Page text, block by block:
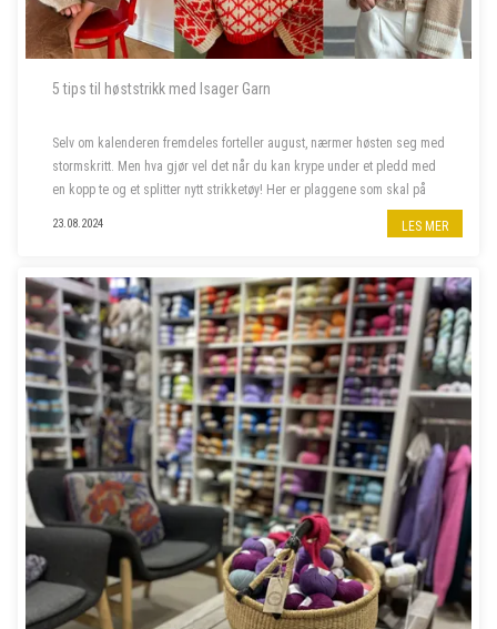
5 tips til høststrikk med Isager Garn
Selv om kalenderen fremdeles forteller august, nærmer høsten seg med
stormskritt. Men hva gjør vel det når du kan krype under et pledd med
en kopp te og et splitter nytt strikketøy! Her er plaggene som skal på
23.08.2024 LES MER